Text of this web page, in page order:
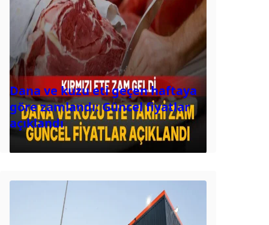
Dana ve kuzu eti geçen haftaya
göre zamlandı: Güncel fiyatlar
açıklandı